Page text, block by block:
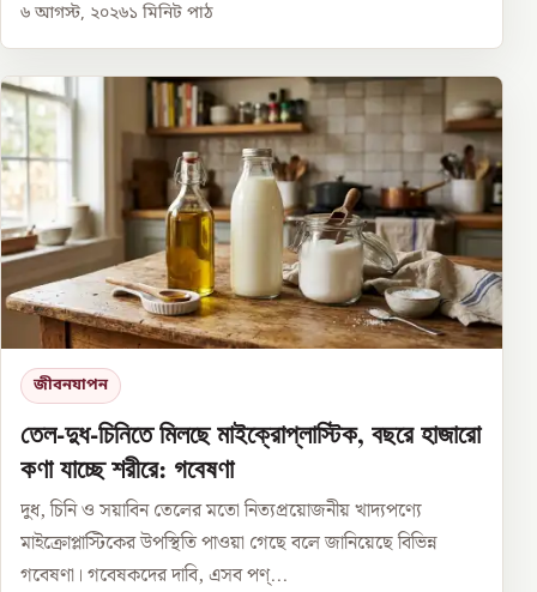
৬ আগস্ট, ২০২৬১ মিনিট পাঠ
জীবনযাপন
তেল-দুধ-চিনিতে মিলছে মাইক্রোপ্লাস্টিক, বছরে হাজারো
কণা যাচ্ছে শরীরে: গবেষণা
দুধ, চিনি ও সয়াবিন তেলের মতো নিত্যপ্রয়োজনীয় খাদ্যপণ্যে
মাইক্রোপ্লাস্টিকের উপস্থিতি পাওয়া গেছে বলে জানিয়েছে বিভিন্ন
গবেষণা। গবেষকদের দাবি, এসব পণ্...